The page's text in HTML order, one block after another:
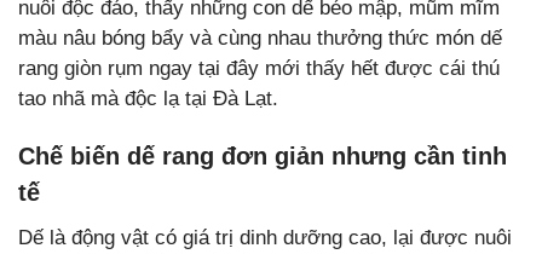
nuôi độc đáo, thấy những con dế béo mập, mũm mĩm
màu nâu bóng bẩy và cùng nhau thưởng thức món dế
rang giòn rụm ngay tại đây mới thấy hết được cái thú
tao nhã mà độc lạ tại Đà Lạt.
Chế biến dế rang đơn giản nhưng cần tinh
tế
Dế là động vật có giá trị dinh dưỡng cao, lại được nuôi